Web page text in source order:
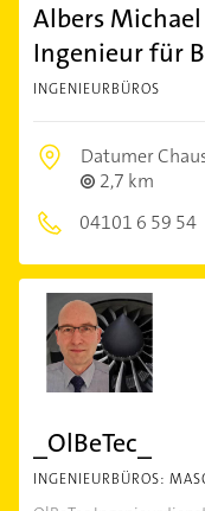
Albers
Ingenieur für
INGENIEURBÜROS
Datumer
2,7 km
04101 6 59 54
_OlBeTec_
INGENIEURBÜROS: